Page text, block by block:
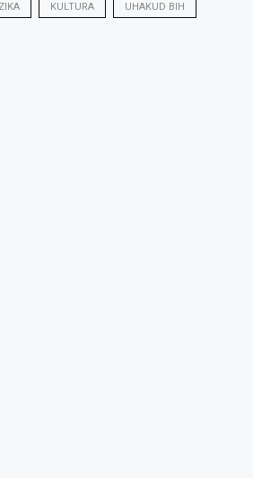
KULTURA UHAKUD BIH